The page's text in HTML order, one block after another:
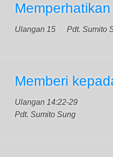
Ulangan 15 Pdt. Sumito
Memberi
Ulangan 14:22-29
Pdt. Sumito Sung